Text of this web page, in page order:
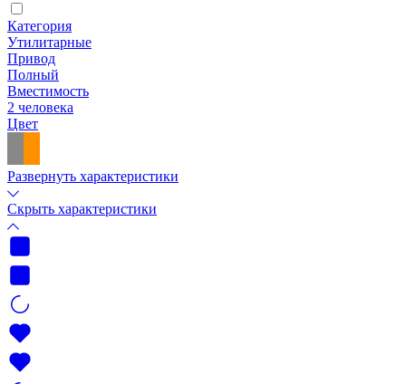
Категория
Утилитарные
Привод
Полный
Вместимость
2 человека
Цвет
Развернуть характеристики
Скрыть характеристики